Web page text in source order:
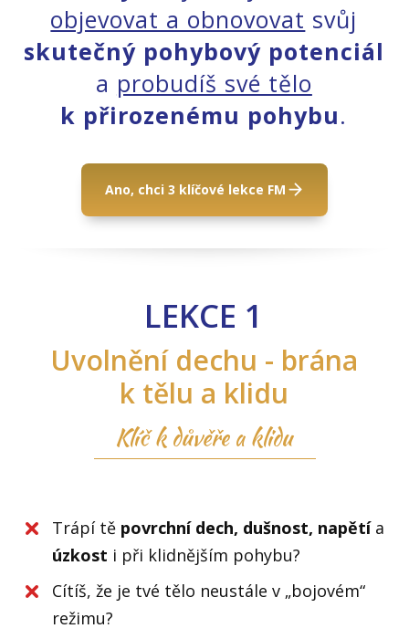
objevovat a obnovovat svůj
skutečný pohybový potenciál
a probudíš své tělo
k přirozenému pohybu.
Ano, chci 3 klíčové lekce FM
LEKCE 1
Uvolnění dechu - brána
k tělu a klidu
Klíč k důvěře a klidu
Trápí tě povrchní dech, dušnost, napětía
úzkost i při klidnějším pohybu?
Cítíš, že je tvé tělo neustále v „bojovém“
režimu?